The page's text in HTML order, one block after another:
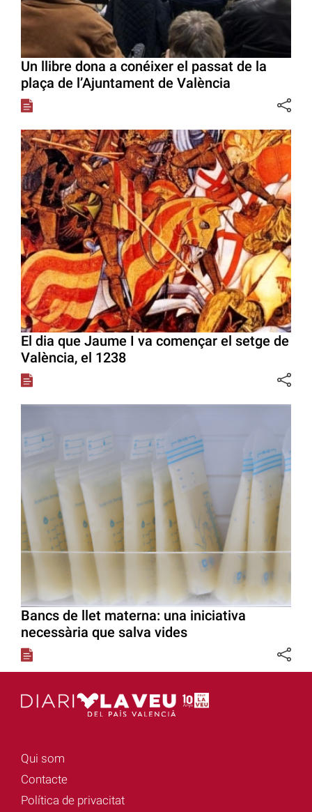
Un llibre dona a conéixer el passat de la
plaça de l’Ajuntament de València
El dia que Jaume I va començar el setge de
València, el 1238
Bancs de llet materna: una iniciativa
necessària que salva vides
Qui som
Contacte
Política de privacitat